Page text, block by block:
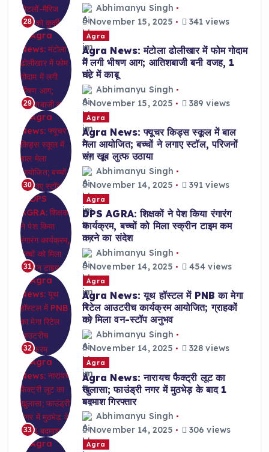
28
Abhimanyu Singh
November 15, 2025
341 views
29
Agra
Agra News: मंटोला ढोलीखार में फोम गोदाम
में लगी भीषण आग; आतिशबाजी बनी वजह, 1
घंटे में काबू
Abhimanyu Singh
November 15, 2025
389 views
30
Agra
Agra News: फ्यूचर किड्स स्कूल में बाल
मेला आयोजित; बच्चों ने लगाए स्टॉल, परिजनों
संग खूब लुत्फ उठाया
Abhimanyu Singh
November 14, 2025
391 views
31
Agra
DPS AGRA: शिक्षकों ने पेश किया रंगारंग
कार्यक्रम, बच्चों को मिला स्क्रीन टाइम कम
करने का संदेश
Abhimanyu Singh
November 14, 2025
454 views
32
Agra
Agra News: यूथ हॉस्टल में PNB का मेगा
रिटेल आउटरीच कार्यक्रम आयोजित; ग्राहकों
को मिला वन-स्टॉप अनुभव
Abhimanyu Singh
November 14, 2025
328 views
33
Agra
Agra News: नारायच फैक्ट्री लूट का
खुलासा; फाउंड्री नगर में मुठभेड़ के बाद 1
बदमाश गिरफ्तार
Abhimanyu Singh
November 14, 2025
306 views
Agra